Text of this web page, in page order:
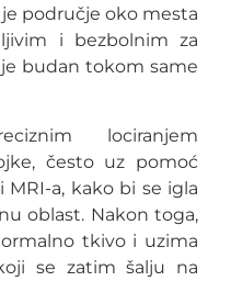
je područje oko mesta
i bezbolnim za
budan tokom same
lociranjem
često uz pomoć
a, kako bi se igla
oblast. Nakon toga,
tkivo i uzima
se zatim šalju na